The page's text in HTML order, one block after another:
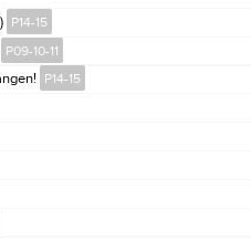
P14-15
P09-10-11
P14-15